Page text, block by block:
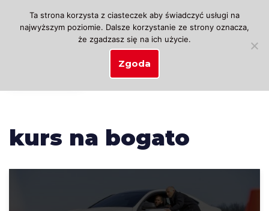
Przejdź
kurs na bogato
Ta strona korzysta z ciasteczek aby świadczyć usługi na
najwyższym poziomie. Dalsze korzystanie ze strony oznacza,
że zgadzasz się na ich użycie.
Zgoda